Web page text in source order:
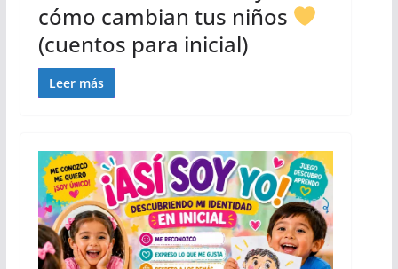
cómo cambian tus niños
(cuentos para inicial)
Leer más